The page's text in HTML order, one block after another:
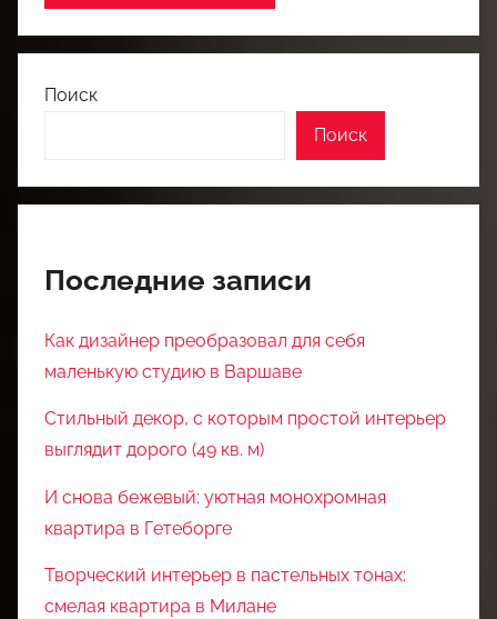
Поиск
Поиск
Последние записи
Как дизайнер преобразовал для себя
маленькую студию в Варшаве
Стильный декор, с которым простой интерьер
выглядит дорого (49 кв. м)
И снова бежевый: уютная монохромная
квартира в Гетеборге
Творческий интерьер в пастельных тонах:
смелая квартира в Милане